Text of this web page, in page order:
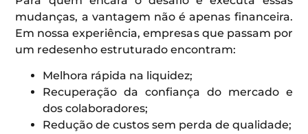
mudanças, a vantagem não é apenas financeira.
Em nossa experiência, empresas que passam por
um redesenho estruturado encontram:
Melhora rápida na liquidez;
Recuperação da confiança do mercado e
dos colaboradores;
Redução de custos sem perda de qualidade;